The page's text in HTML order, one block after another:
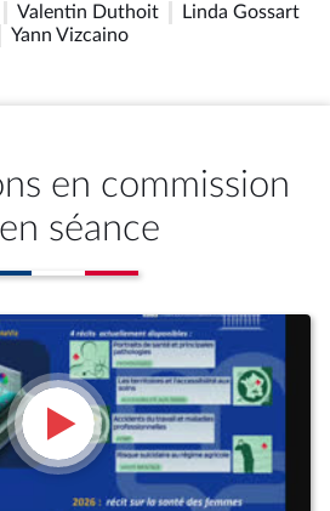
Valentin Duthoit
Linda Gossart
Yann Vizcaino
en commission
séance